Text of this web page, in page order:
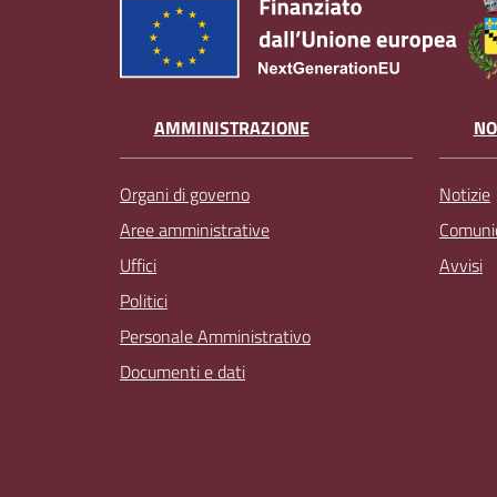
AMMINISTRAZIONE
Organi di governo
Aree amministrative
Uffici
Politici
Personale Amministrativo
Documenti e dati
Notizie
Avvisi